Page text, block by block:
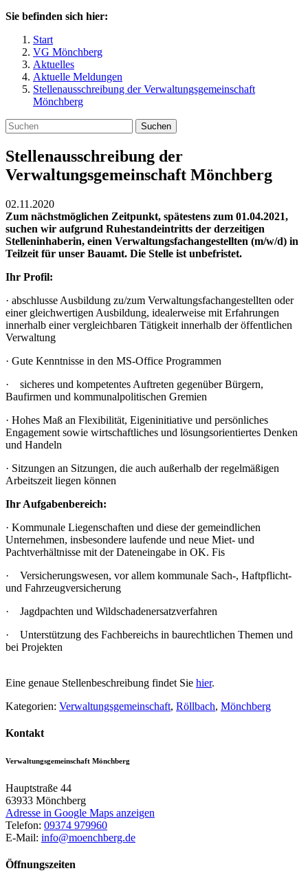
Sie befinden sich hier:
Start
VG Mönchberg
Aktuelles
Aktuelle Meldungen
Stellenausschreibung der Verwaltungsgemeinschaft
Mönchberg
Suchen
Stellenausschreibung der
Verwaltungsgemeinschaft Mönchberg
02.11.2020
Zum nächstmöglichen Zeitpunkt, spätestens zum 01.04.2021,
suchen wir aufgrund Ruhestandeintritts der derzeitigen
Stelleninhaberin, einen Verwaltungsfachangestellten (m/w/d) in
Teilzeit für unser Bauamt. Die Stelle ist unbefristet.
Ihr Profil:
· abschlusse Ausbildung zu/zum Verwaltungsfachangestellten oder
einer gleichwertigen Ausbildung, idealerweise mit Erfahrungen
innerhalb einer vergleichbaren Tätigkeit innerhalb der öffentlichen
Verwaltung
· Gute Kenntnisse in den MS-Office Programmen
· sicheres und kompetentes Auftreten gegenüber Bürgern,
Baufirmen und kommunalpolitischen Gremien
· Hohes Maß an Flexibilität, Eigeninitiative und persönliches
Engagement sowie wirtschaftliches und lösungsorientiertes Denken
und Handeln
· Sitzungen an Sitzungen, die auch außerhalb der regelmäßigen
Arbeitszeit liegen können
Ihr Aufgabenbereich:
· Kommunale Liegenschaften und diese der gemeindlichen
Unternehmen, insbesondere laufende und neue Miet- und
Pachtverhältnisse mit der Dateneingabe in OK. Fis
· Versicherungswesen, vor allem kommunale Sach-, Haftpflicht-
und Fahrzeugversicherung
· Jagdpachten und Wildschadenersatzverfahren
· Unterstützung des Fachbereichs in baurechtlichen Themen und
bei Projekten
Eine genaue Stellenbeschreibung findet Sie hier.
Kategorien: Verwaltungsgemeinschaft, Röllbach, Mönchberg
Kontakt
Verwaltungsgemeinschaft Mönchberg
Hauptstraße 44
63933 Mönchberg
Adresse in Google Maps anzeigen
Telefon: 09374 979960
E-Mail: info@moenchberg.de
Öffnungszeiten